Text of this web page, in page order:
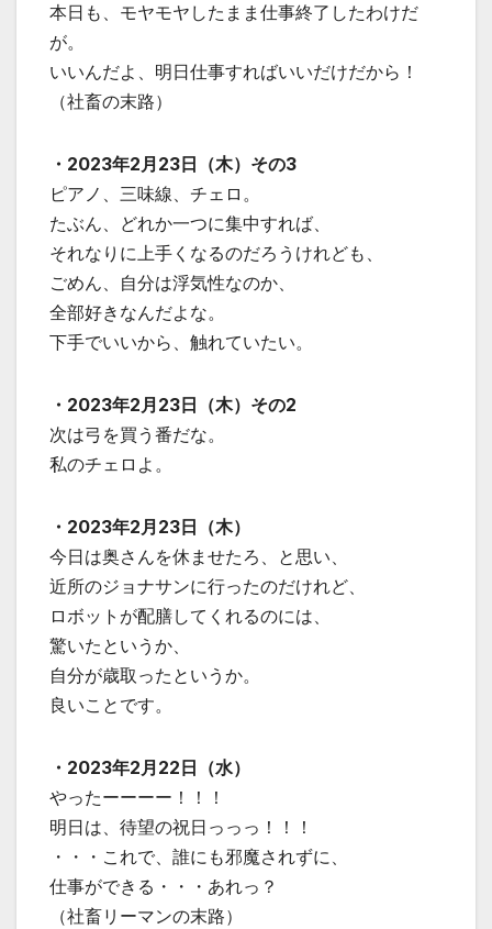
本日も、モヤモヤしたまま仕事終了したわけだ
が。
いいんだよ、明日仕事すればいいだけだから！
（社畜の末路）
・2023年2月23日（木）その3
ピアノ、三味線、チェロ。
たぶん、どれか一つに集中すれば、
それなりに上手くなるのだろうけれども、
ごめん、自分は浮気性なのか、
全部好きなんだよな。
下手でいいから、触れていたい。
・2023年2月23日（木）その2
次は弓を買う番だな。
私のチェロよ。
・2023年2月23日（木）
今日は奥さんを休ませたろ、と思い、
近所のジョナサンに行ったのだけれど、
ロボットが配膳してくれるのには、
驚いたというか、
自分が歳取ったというか。
良いことです。
・2023年2月22日（水）
やったーーーー！！！
明日は、待望の祝日っっっ！！！
・・・これで、誰にも邪魔されずに、
仕事ができる・・・あれっ？
（社畜リーマンの末路）